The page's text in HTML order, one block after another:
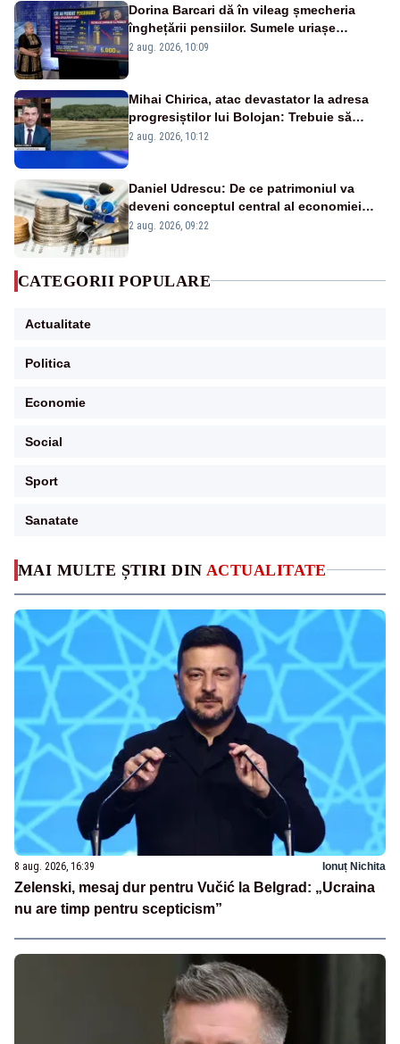
MAI MULTE ȘTIRI DIN ACTUALITATE
8 aug. 2026, 16:39 Ionuț Nichita
Zelenski, mesaj dur pentru Vučić la Belgrad: „Ucraina
nu are timp pentru scepticism”
Dorina Barcari dă în vileag șmecheria
înghețării pensiilor. Sumele uriașe
pierdute de fiecare român
2 aug. 2026, 10:09
Mihai Chirica, atac devastator la adresa
progresiștilor lui Bolojan: Trebuie să
protejăm și natura, dar nu șținem omaneii
2 aug. 2026, 10:12
Daniel Udrescu: De ce patrimoniul va
deveni conceptul central al economiei
viitoare?
2 aug. 2026, 09:22
CATEGORII POPULARE
Actualitate
Politica
Economie
Social
Sport
Sanatate